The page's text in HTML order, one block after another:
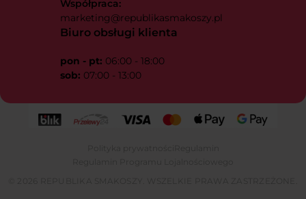
Współpraca:
marketing@republikasmakoszy.pl
Biuro obsługi klienta
pon - pt: 06:00 - 18:00
sob: 07:00 - 13:00